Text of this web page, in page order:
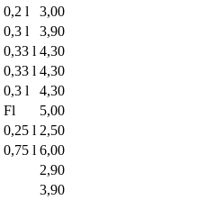
0,2 l
3,00
0,3 l
3,90
0,33 l 4,30
0,33 l 4,30
0,3 l
4,30
Fl
5,00
0,25 l 2,50
0,75 l 6,00
2,90
3,90